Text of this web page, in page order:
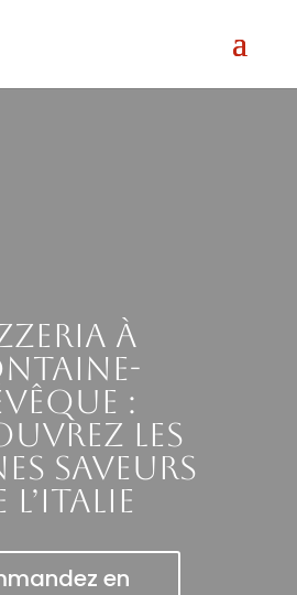
à
:
les
saveurs
l’Italie
en